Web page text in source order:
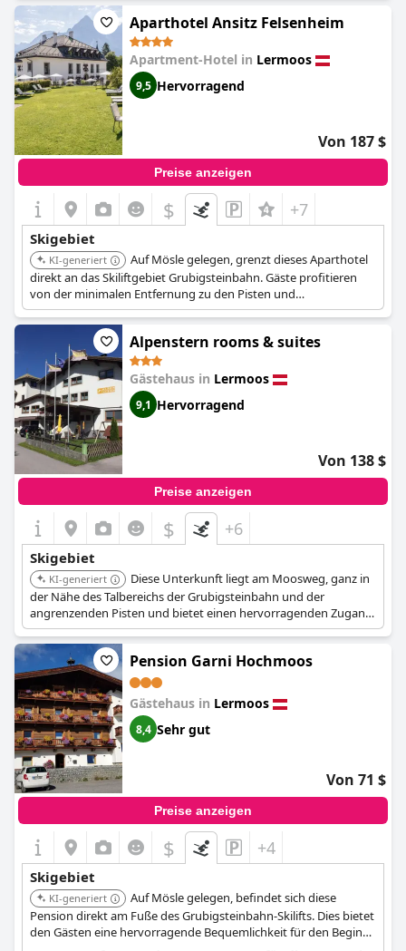
Aparthotel Ansitz Felsenheim
Apartment-Hotel in Lermoos
9,5 Hervorragend
Von 187 $
Preise anzeigen
$ +7
Skigebiet
KI-generiert
Auf Mösle gelegen, grenzt dieses Aparthotel
direkt an das Skiliftgebiet Grubigsteinbahn. Gäste profitieren
von der minimalen Entfernung zu den Pisten und
Wintersportanlagen.
Alpenstern rooms & suites
Gästehaus in Lermoos
9,1 Hervorragend
Von 138 $
Preise anzeigen
$ +6
Skigebiet
KI-generiert
Diese Unterkunft liegt am Moosweg, ganz in
der Nähe des Talbereichs der Grubigsteinbahn und der
angrenzenden Pisten und bietet einen hervorragenden Zugang
für Skifahrer.
Pension Garni Hochmoos
Gästehaus in Lermoos
8,4 Sehr gut
Von 71 $
Preise anzeigen
$ +4
Skigebiet
KI-generiert
Auf Mösle gelegen, befindet sich diese
Pension direkt am Fuße des Grubigsteinbahn-Skilifts. Dies bietet
den Gästen eine hervorragende Bequemlichkeit für den Beginn